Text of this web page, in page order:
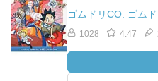
ゴムドリCO. ゴムド
1028 4.47